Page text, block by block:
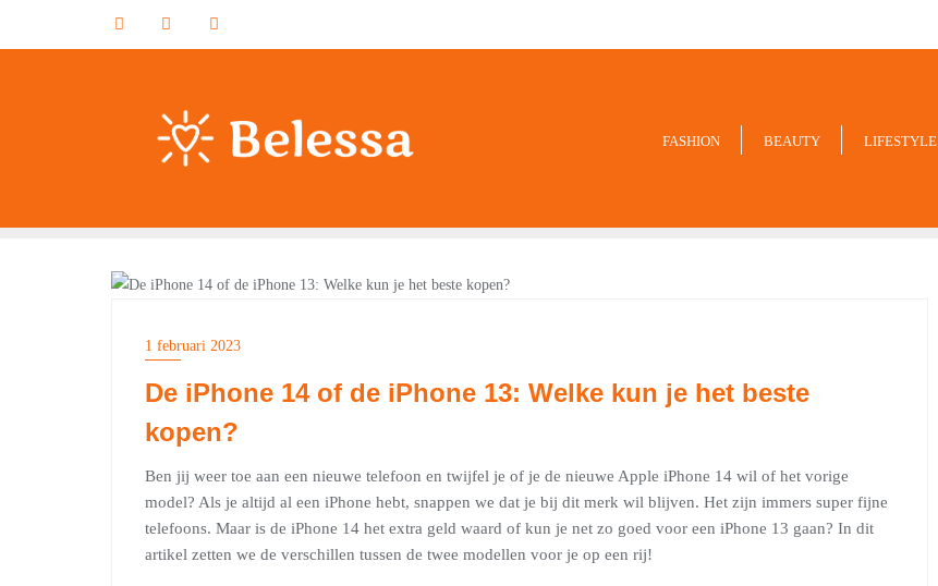
FASHION BEAUTY LIFESTYLE
1 februari 2023
De iPhone 14 of de iPhone 13: Welke kun je het beste
kopen?
Ben jij weer toe aan een nieuwe telefoon en twijfel je of je de nieuwe Apple iPhone 14 wil of het vorige
model? Als je altijd al een iPhone hebt, snappen we dat je bij dit merk wil blijven. Het zijn immers super fijne
telefoons. Maar is de iPhone 14 het extra geld waard of kun je net zo goed voor een iPhone 13 gaan? In dit
artikel zetten we de verschillen tussen de twee modellen voor je op een rij!